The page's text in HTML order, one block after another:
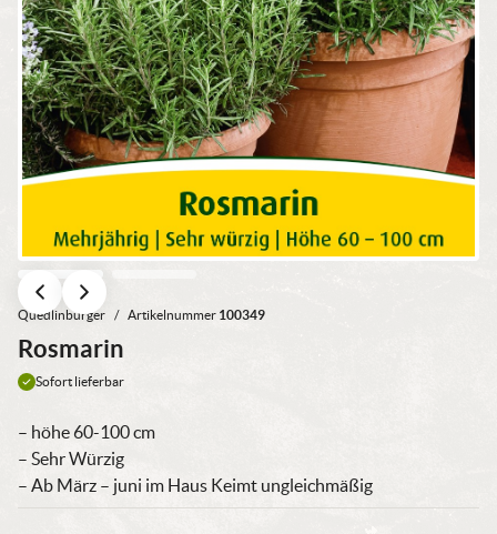
Quedlinburger / Artikelnummer 100349
Rosmarin
Sofort lieferbar
– höhe 60-100 cm
– Sehr Würzig
– Ab März – juni im Haus Keimt ungleichmäßig